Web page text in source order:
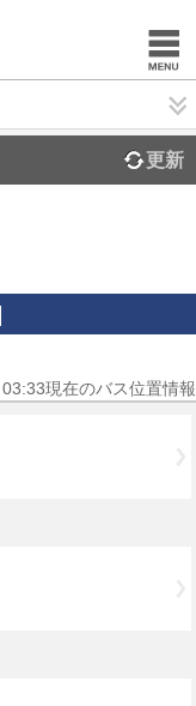
更新
03:33現在のバス位置情報